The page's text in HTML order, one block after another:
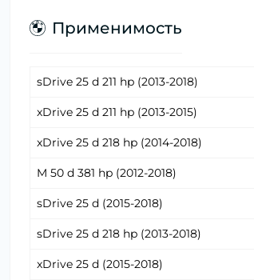
Применимость
sDrive 25 d 211 hp (2013-2018)
xDrive 25 d 211 hp (2013-2015)
xDrive 25 d 218 hp (2014-2018)
M 50 d 381 hp (2012-2018)
sDrive 25 d (2015-2018)
sDrive 25 d 218 hp (2013-2018)
xDrive 25 d (2015-2018)